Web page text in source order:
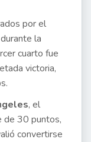
por el
la
cuarto fue
victoria,
, el
de 30 puntos,
convertirse